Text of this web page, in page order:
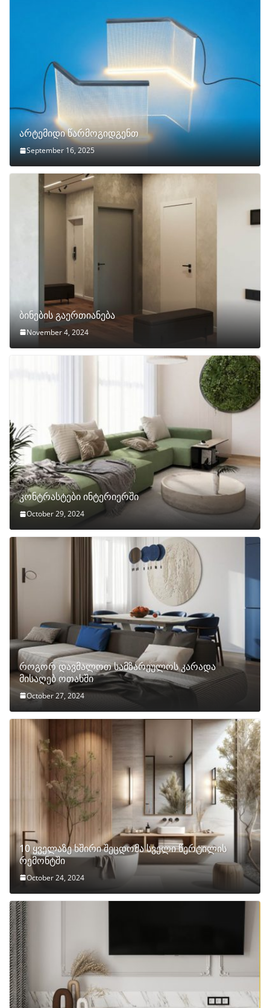
არტემიდი წარმოგიდგენთ
September 16, 2025
ბინების გაერთიანება
November 4, 2024
კონტრასტები ინტერიერში
October 29, 2024
როგორ დავმალოთ სამზარეულოს კარადა
მისაღებ ოთახში
October 27, 2024
10 ყველაზე ხშირი შეცდომა სველი წერტილის
რემონტში
October 24, 2024